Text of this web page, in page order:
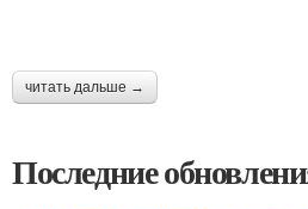
читать дальше →
Последние